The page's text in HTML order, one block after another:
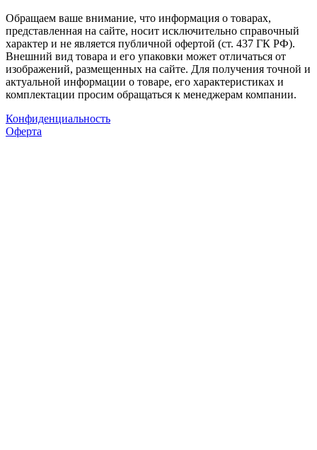
Обращаем ваше внимание, что информация о товарах,
представленная на сайте, носит исключительно справочный
характер и не является публичной офертой (ст. 437 ГК РФ).
Внешний вид товара и его упаковки может отличаться от
изображений, размещенных на сайте. Для получения точной и
актуальной информации о товаре, его характеристиках и
комплектации просим обращаться к менеджерам компании.
Конфиденциальность
Оферта